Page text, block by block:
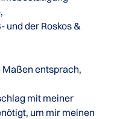
und der Roskos &
entsprach,
mit meiner
um mir meinen